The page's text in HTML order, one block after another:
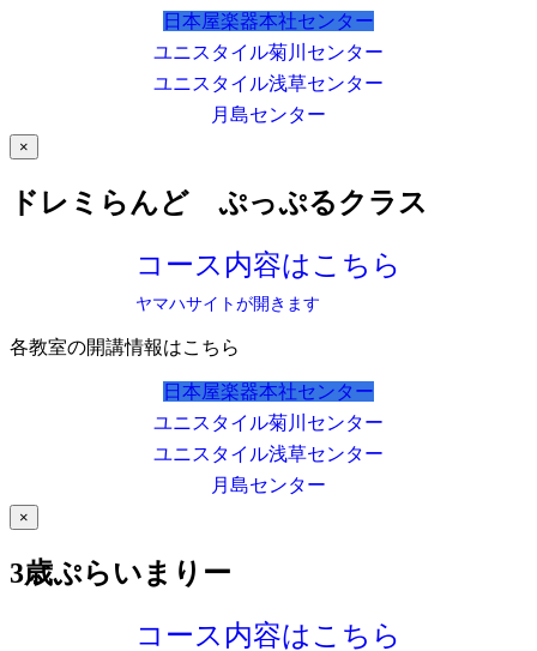
日本屋楽器本社センター
ユニスタイル菊川センター
ユニスタイル浅草センター
月島センター
×
ドレミらんど ぷっぷるクラス
コース内容はこちら
ヤマハサイトが開きます
各教室の開講情報はこちら
日本屋楽器本社センター
ユニスタイル菊川センター
ユニスタイル浅草センター
月島センター
×
3歳ぷらいまりー
コース内容はこちら